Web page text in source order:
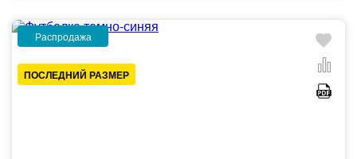
Распродажа
ПОСЛЕДНИЙ РАЗМЕР